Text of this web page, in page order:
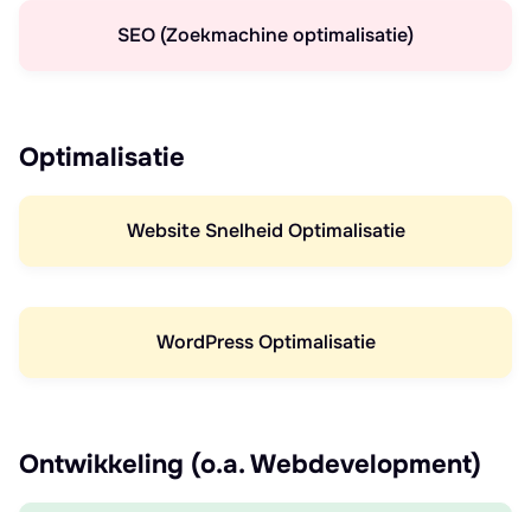
SEO (Zoekmachine optimalisatie)
Optimalisatie
Website Snelheid Optimalisatie
WordPress Optimalisatie
Ontwikkeling (o.a. Webdevelopment)